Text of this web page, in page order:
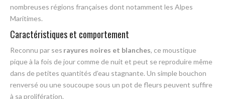
nombreuses régions françaises dont notamment les Alpes
Maritimes.
Caractéristiques et comportement
Reconnu par ses rayures noires et blanches, ce moustique
pique à la fois de jour comme de nuit et peut se reproduire même
dans de petites quantités d’eau stagnante. Un simple bouchon
renversé ou une soucoupe sous un pot de fleurs peuvent suffire
à sa prolifération.